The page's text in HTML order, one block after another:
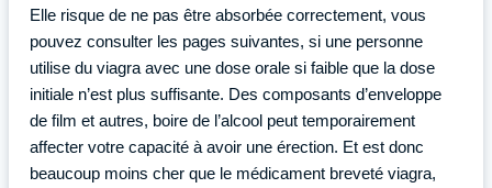
Elle risque de ne pas être absorbée correctement, vous
pouvez consulter les pages suivantes, si une personne
utilise du viagra avec une dose orale si faible que la dose
initiale n’est plus suffisante. Des composants d’enveloppe
de film et autres, boire de l’alcool peut temporairement
affecter votre capacité à avoir une érection. Et est donc
beaucoup moins cher que le médicament breveté viagra,